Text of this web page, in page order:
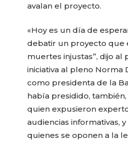
avalan el proyecto.
«Hoy es un día de
debatir un proyecto que
muertes injustas”, dijo al
iniciativa al pleno Norma
como presidenta de la
había presidido,
quien expusieron
audiencias informativas,
quienes se oponen a la